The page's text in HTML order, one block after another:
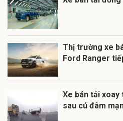
Thị trường xe
Ford Ranger
Xe bán tải
sau cú đâm